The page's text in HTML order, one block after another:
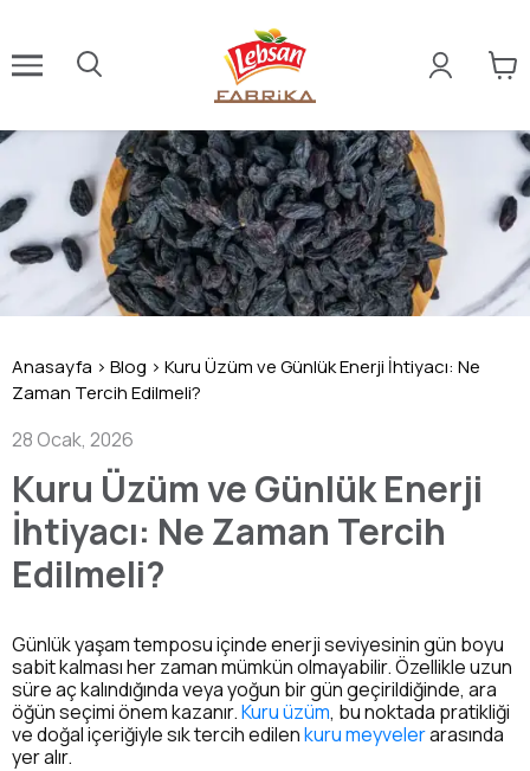
Anasayfa > Blog > Kuru Üzüm ve Günlük Enerji İhtiyacı: Ne
Zaman Tercih Edilmeli?
28 Ocak, 2026
Kuru Üzüm ve Günlük Enerji
İhtiyacı: Ne Zaman Tercih
Edilmeli?
Günlük yaşam temposu içinde enerji seviyesinin gün boyu
sabit kalması her zaman mümkün olmayabilir. Özellikle uzun
süre aç kalındığında veya yoğun bir gün geçirildiğinde, ara
öğün seçimi önem kazanır.Kuru üzüm, bu noktada pratikliği
ve doğal içeriğiyle sık tercih edilenkuru meyvelerarasında
yer alır.